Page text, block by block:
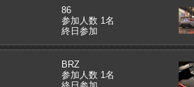
86
参加人数 1名
終日参加
BRZ
参加人数 1名
終日参加